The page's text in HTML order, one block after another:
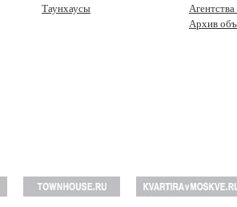
Таунхаусы
Архив